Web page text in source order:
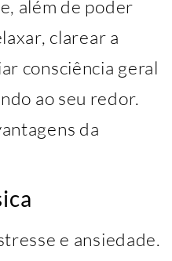
além de poder
clarear a
consciência geral
ao seu redor.
da
e ansiedade.